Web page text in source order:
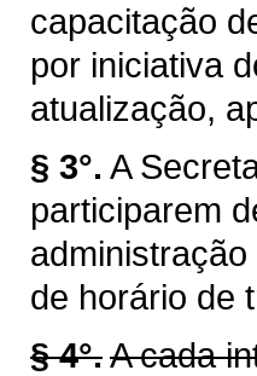
capacitação
por iniciativa
atualização,
§ 3°. A
participarem
de horário de
§ 4°.A cada